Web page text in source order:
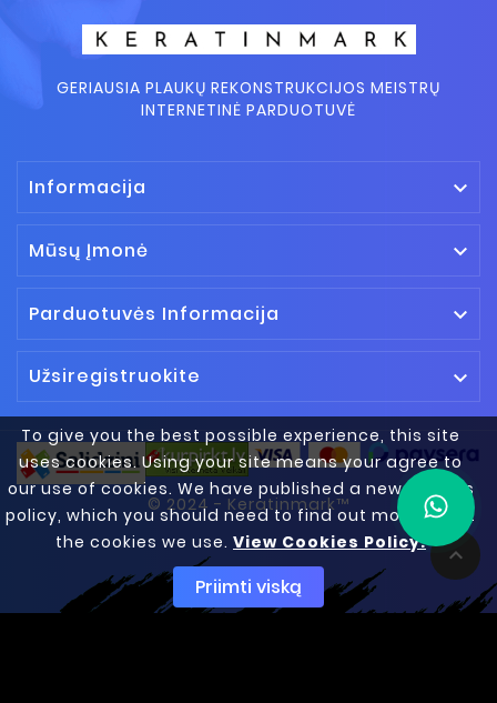
To give you the best possible experience, this site
uses cookies. Using your site means your agree to
our use of cookies. We have published a new cookies
policy, which you should need to find out more about
the cookies we use. View Cookies Policy.
Priimti viską
GERIAUSIA PLAUKŲ REKONSTRUKCIJOS MEISTRŲ
INTERNETINĖ PARDUOTUVĖ
Informacija 
Mūsų Įmonė 
Parduotuvės Informacija 
Užsiregistruokite 

© 2024 - Keratinmark™